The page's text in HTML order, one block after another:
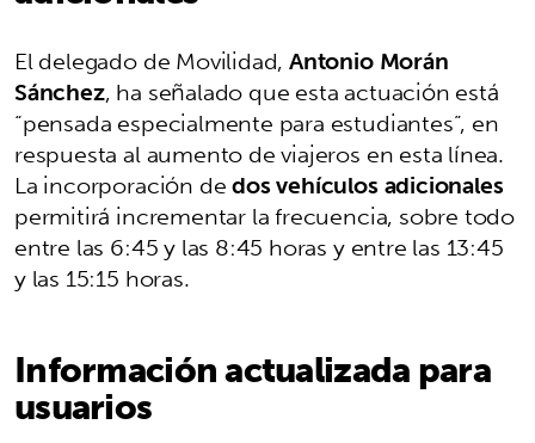
El delegado de Movilidad,Antonio Morán
Sánchez, ha señalado que esta actuación está
“pensada especialmente para estudiantes”, en
respuesta al aumento de viajeros en esta línea.
La incorporación dedos vehículos adicionales
permitirá incrementar la frecuencia, sobre todo
entre las 6:45 y las 8:45 horas y entre las 13:45
y las 15:15 horas.
Información actualizada para
usuarios